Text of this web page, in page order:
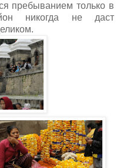
пребыванием только в
никогда не даст